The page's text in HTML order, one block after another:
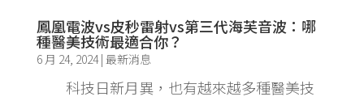
鳳凰電波vs皮秒雷射vs第三代海芙音波：哪
種醫美技術最適合你？
6 月 24, 2024| 最新消息
科技日新月異，也有越來越多種醫美技